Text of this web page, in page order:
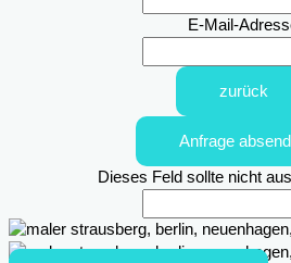
E-Mail-
zurück
Anfrage
Dieses Feld sollte nicht